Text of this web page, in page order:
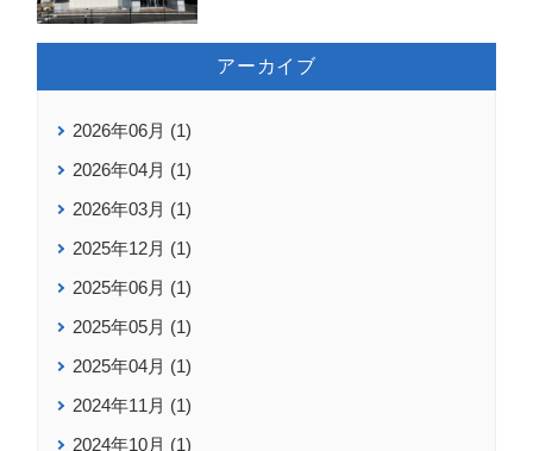
アーカイブ
2026年06月 (1)
2026年04月 (1)
2026年03月 (1)
2025年12月 (1)
2025年06月 (1)
2025年05月 (1)
2025年04月 (1)
2024年11月 (1)
2024年10月 (1)